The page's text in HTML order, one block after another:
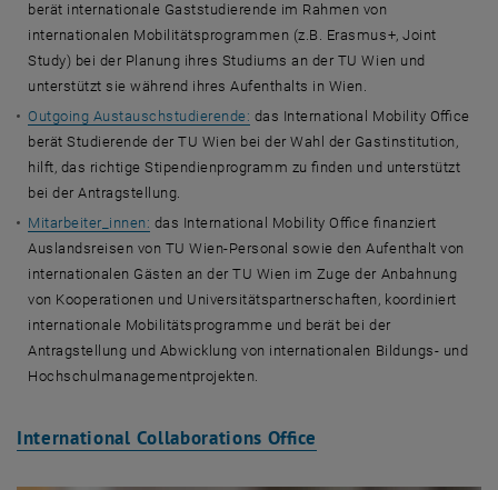
berät internationale Gaststudierende im Rahmen von
internationalen Mobilitätsprogrammen (z.B. Erasmus+, Joint
Study) bei der Planung ihres Studiums an der TU Wien und
unterstützt sie während ihres Aufenthalts in Wien.
Outgoing Austauschstudierende: das International Mobility Office
berät Studierende der TU Wien bei der Wahl der Gastinstitution,
hilft, das richtige Stipendienprogramm zu finden und unterstützt
bei der Antragstellung.
Mitarbeiter_innen: das International Mobility Office finanziert
Auslandsreisen von TU Wien-Personal sowie den Aufenthalt von
internationalen Gästen an der TU Wien im Zuge der Anbahnung
von Kooperationen und Universitätspartnerschaften, koordiniert
internationale Mobilitätsprogramme und berät bei der
Antragstellung und Abwicklung von internationalen Bildungs- und
Hochschulmanagementprojekten.
International Collaborations Office